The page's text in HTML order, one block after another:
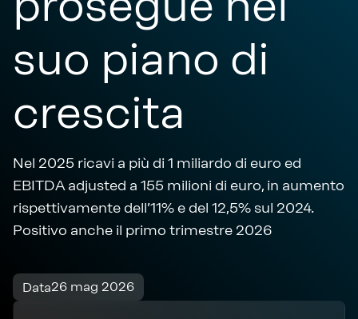
suo piano di
crescita
Nel 2025 ricavi a più di 1 miliardo di euro ed
EBITDA adjusted a 155 milioni di euro, in aumento
rispettivamente dell’11% e del 12,5% sul 2024.
Positivo anche il primo trimestre 2026
Data26 mag 2026